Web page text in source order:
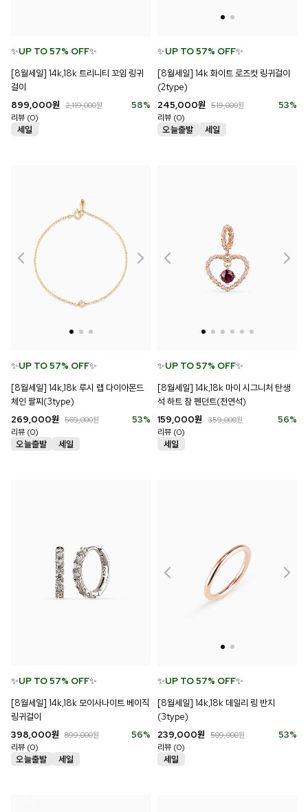
✨UP TO 57% OFF✨
[8월세일] 14k,18k 트리니티 꼬임 링귀
걸이
58%
899,000원 2,119,000원
리뷰 (0)
✨UP TO 57% OFF✨
[8월세일] 14k 화이트 로즈컷 링귀걸이
(2type)
53%
245,000원 519,000원
리뷰 (0)
✨UP TO 57% OFF✨
[8월세일] 14k,18k 루시 랩 다이아몬드
체인 팔찌(3type)
53%
269,000원 569,000원
리뷰 (0)
✨UP TO 57% OFF✨
[8월세일] 14k,18k 마이 시그니처 탄생
석 하트 참 펜던트(천연석)
56%
159,000원 359,000원
리뷰 (0)
✨UP TO 57% OFF✨
[8월세일] 14k,18k 모이사나이트 베이직
링귀걸이
56%
398,000원 899,000원
리뷰 (0)
✨UP TO 57% OFF✨
[8월세일] 14k,18k 데일리 링 반지
(3type)
53%
239,000원 509,000원
리뷰 (0)